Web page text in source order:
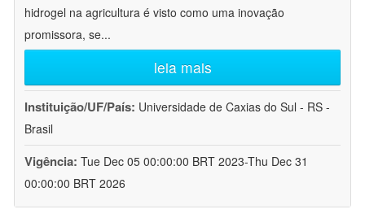
hidrogel na agricultura é visto como uma inovação
promissora, se...
leia mais
Instituição/UF/País: Universidade de Caxias do Sul - RS -
Brasil
Vigência: Tue Dec 05 00:00:00 BRT 2023-Thu Dec 31
00:00:00 BRT 2026